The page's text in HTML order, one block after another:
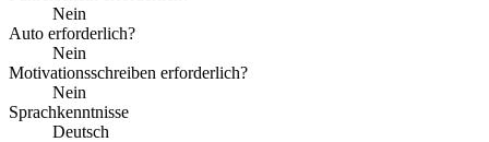
Nein
Auto erforderlich?
Nein
Motivationsschreiben erforderlich?
Nein
Sprachkenntnisse
Deutsch